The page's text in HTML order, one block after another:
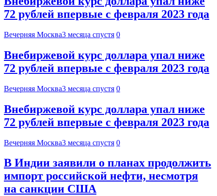
72 рублей впервые с февраля 2023 года
Вечерняя Москва3 месяца спустя 0
Внебиржевой курс доллара упал ниже
72 рублей впервые с февраля 2023 года
Вечерняя Москва3 месяца спустя 0
Внебиржевой курс доллара упал ниже
72 рублей впервые с февраля 2023 года
Вечерняя Москва3 месяца спустя 0
В Индии заявили о планах продолжить
импорт российской нефти, несмотря
на санкции США